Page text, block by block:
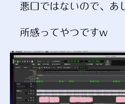
悪口ではないので、あ
所感ってやつですw